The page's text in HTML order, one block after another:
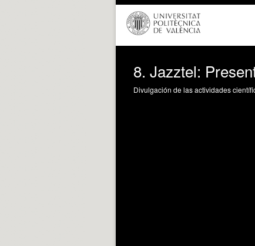
8. Jazztel:
Divulgación de las actividades